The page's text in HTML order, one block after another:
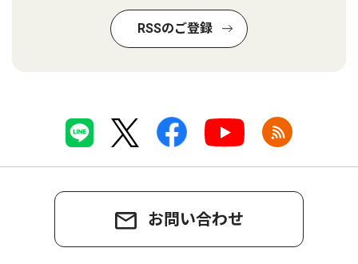
RSSのご登録
お問い合わせ